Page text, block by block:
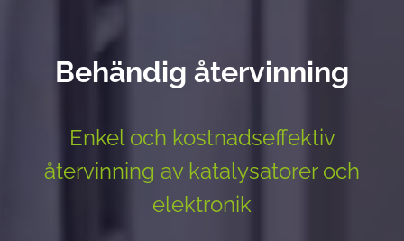
Behändig återvinning
Enkel och kostnadseffektiv
återvinning av katalysatorer och
elektronik